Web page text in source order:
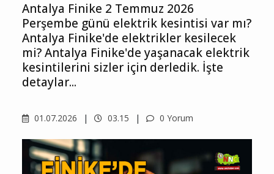
Antalya Finike 2 Temmuz 2026
Perşembe günü elektrik kesintisi var mı?
Antalya Finike'de elektrikler kesilecek
mi? Antalya Finike'de yaşanacak elektrik
kesintilerini sizler için derledik. İşte
detaylar...
01.07.2026 03.15 0 Yorum